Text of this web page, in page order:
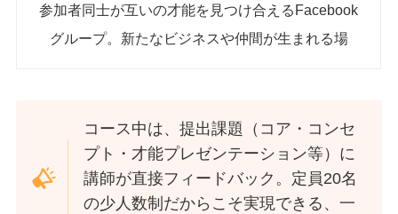
参加者同士が互いの才能を見つけ合えるFacebook
グループ。新たなビジネスや仲間が生まれる場
コース中は、提出課題（コア・コンセ
プト・才能プレゼンテーション等）に
講師が直接フィードバック。定員20名
の少人数制だからこそ実現できる、一